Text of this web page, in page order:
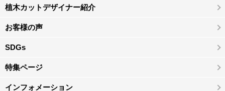
植木カットデザイナー紹介
お客様の声
SDGs
特集ページ
インフォメーション